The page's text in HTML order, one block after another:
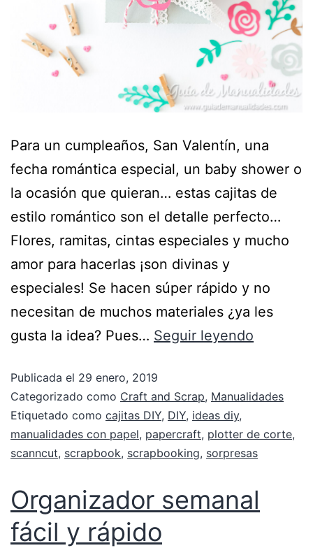
Para un cumpleaños, San Valentín, una
fecha romántica especial, un baby shower o
la ocasión que quieran… estas cajitas de
estilo romántico son el detalle perfecto…
Flores, ramitas, cintas especiales y mucho
amor para hacerlas ¡son divinas y
especiales! Se hacen súper rápido y no
necesitan de muchos materiales ¿ya les
gusta la idea? Pues… Seguir leyendo
Publicada el 29 enero, 2019
Categorizado como Craft and Scrap, Manualidades
Etiquetado como cajitas DIY, DIY, ideas diy,
manualidades con papel, papercraft, plotter de corte,
scanncut, scrapbook, scrapbooking, sorpresas
Organizador semanal
fácil y rápido